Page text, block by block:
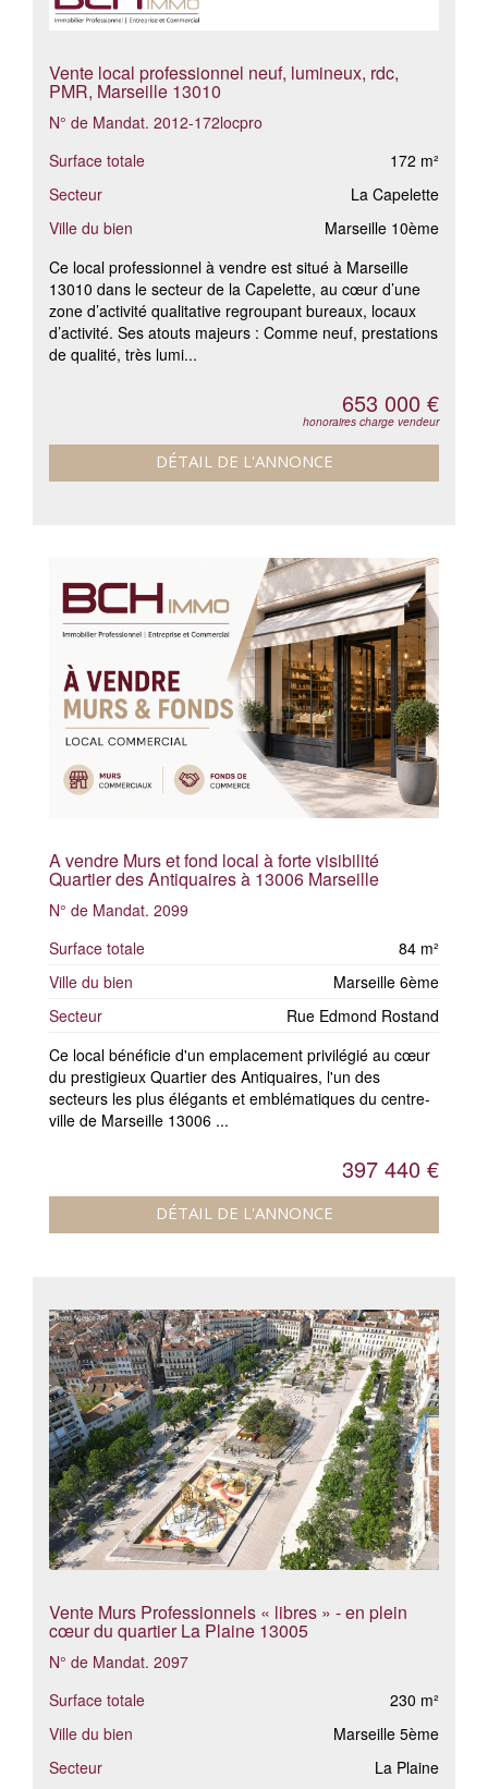
Vente local professionnel neuf, lumineux, rdc,
PMR, Marseille 13010
N° de Mandat. 2012-172locpro
Surface totale
172 m²
Secteur
La Capelette
Ville du bien
Marseille 10ème
Ce local professionnel à vendre est situé à Marseille
13010 dans le secteur de la Capelette, au cœur d’une
zone d’activité qualitative regroupant bureaux, locaux
d’activité. Ses atouts majeurs : Comme neuf, prestations
de qualité, très lumi...
653 000 €
honoraires charge vendeur
DÉTAIL DE L'ANNONCE
A vendre Murs et fond local à forte visibilité
Quartier des Antiquaires à 13006 Marseille
N° de Mandat. 2099
Surface totale
84 m²
Ville du bien
Marseille 6ème
Secteur
Rue Edmond Rostand
Ce local bénéficie d'un emplacement privilégié au cœur
du prestigieux Quartier des Antiquaires, l'un des
secteurs les plus élégants et emblématiques du centre-
ville de Marseille 13006 ...
397 440 €
DÉTAIL DE L'ANNONCE
Vente Murs Professionnels « libres » - en plein
cœur du quartier La Plaine 13005
N° de Mandat. 2097
Surface totale
230 m²
Ville du bien
Marseille 5ème
Secteur
La Plaine